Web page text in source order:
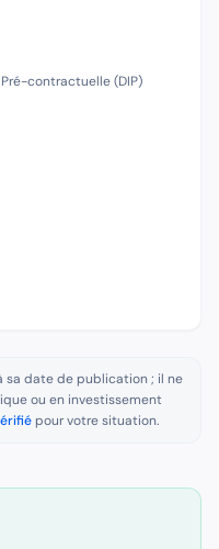
contractuelle (DIP)
sa date de publication ; il ne
ou en investissement
pour votre situation.